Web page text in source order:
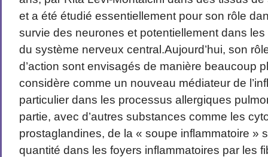
et a été étudié essentiellement pour son rôle
survie des neurones et potentiellement dans
du système nerveux central.Aujourd’hui, son
d’action sont envisagés de manière beaucoup
considère comme un nouveau médiateur de
particulier dans les processus allergiques
partie, avec d’autres substances comme les
prostaglandines, de la « soupe inflammatoire »
quantité dans les foyers inflammatoires par les